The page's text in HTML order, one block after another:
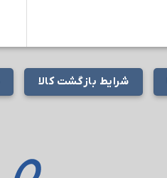
شرایط بازگشت کالا